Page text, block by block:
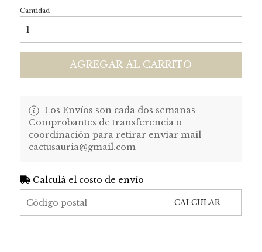
Cantidad
AGREGAR AL CARRITO
Los Envíos son cada dos semanas
Comprobantes de transferencia o
coordinación para retirar enviar mail
cactusauria@gmail.com
Calculá el costo de envío
CALCULAR